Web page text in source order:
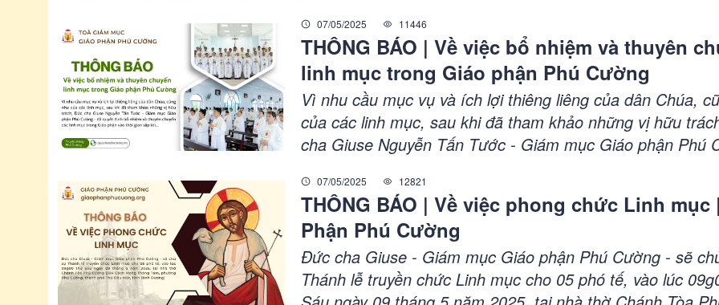
cộng đoàn dân Chúa.
07/05/2025 11446
THÔNG BÁO | Về việc bổ nhiệm và thuyên
linh mục trong Giáo phận Phú Cường
Vì nhu cầu mục vụ và ích lợi thiêng liêng của dân Chúa,
của các linh mục, sau khi đã tham khảo những vị hữu
cha Giuse Nguyễn Tấn Tước - Giám mục Giáo phận Phú
phận vào thời gian sắp tới...
07/05/2025 12821
THÔNG BÁO | Về việc phong chức Linh mục
Phận Phú Cường
Đức cha Giuse - Giám mục Giáo phận Phú Cường - sẽ
Thánh lễ truyền chức Linh mục cho 05 phó tế, vào lúc